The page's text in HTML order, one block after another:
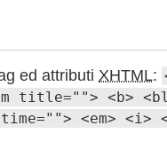
ed attributi XHTML:
title=""> <b>
<em>